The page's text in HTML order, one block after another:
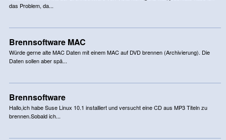
das Problem, da...
Brennsoftware MAC
Würde gerne alte MAC Daten mit einem MAC auf DVD brennen (Archivierung). Die
Daten sollen aber spä...
Brennsoftware
Hallo,ich habe Suse Linux 10.1 installiert und versucht eine CD aus MP3 Titeln zu
brennen.Sobald ich...